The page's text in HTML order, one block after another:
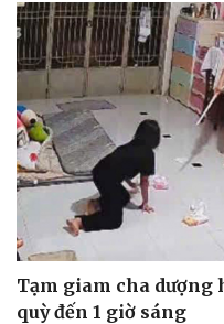
Tạm giam cha dượng
quỳ đến 1 giờ sáng